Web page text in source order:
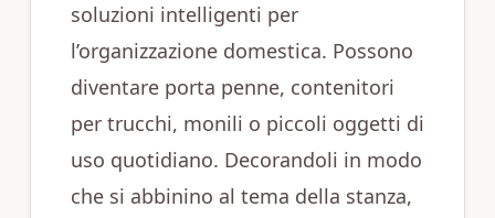
soluzioni intelligenti per
l’organizzazione domestica. Possono
diventare porta penne, contenitori
per trucchi, monili o piccoli oggetti di
uso quotidiano. Decorandoli in modo
che si abbinino al tema della stanza,